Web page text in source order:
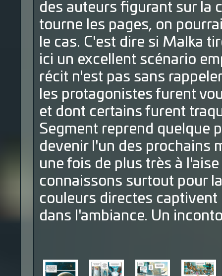
des auteurs figurant sur la
tourne les pages, on
le cas. C'est dire si Malka
ici un excellent scénario
récit n'est pas sans
les protagonistes furent
et dont certains furent
Segment reprend quelque
devenir l'un des prochains
une fois de plus très à
connaissons surtout pour
couleurs directes
dans l'ambiance. Un